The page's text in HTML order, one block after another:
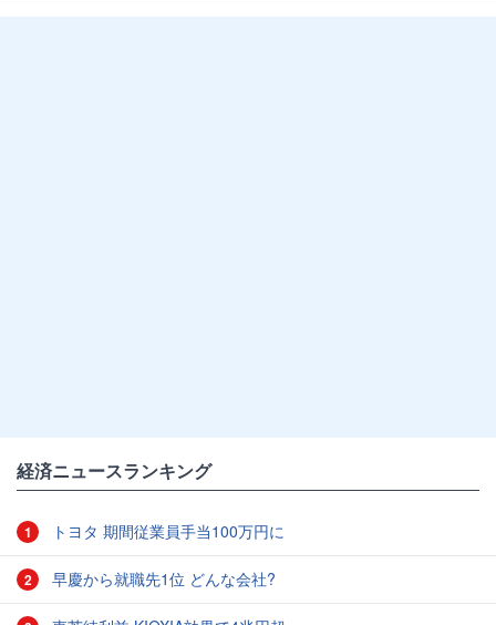
経済ニュースランキング
1 トヨタ 期間従業員手当100万円に
2 早慶から就職先1位 どんな会社?